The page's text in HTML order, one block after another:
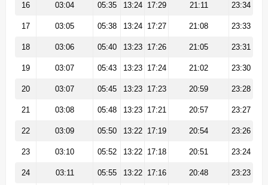
16 03:04 05:35 13:24 17:29 21:11 23:34
17 03:05 05:38 13:24 17:27 21:08 23:33
18 03:06 05:40 13:23 17:26 21:05 23:31
19 03:07 05:43 13:23 17:24 21:02 23:30
20 03:07 05:45 13:23 17:23 20:59 23:28
21 03:08 05:48 13:23 17:21 20:57 23:27
22 03:09 05:50 13:22 17:19 20:54 23:26
23 03:10 05:52 13:22 17:18 20:51 23:24
24 03:11 05:55 13:22 17:16 20:48 23:23